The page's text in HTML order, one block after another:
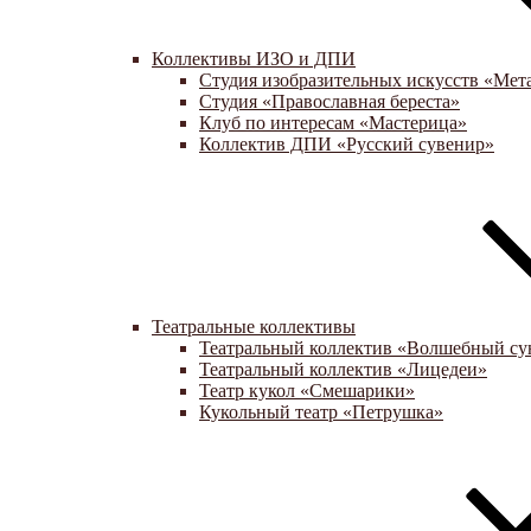
Коллективы ИЗО и ДПИ
Студия изобразительных искусств
Студия «Православная береста»
Клуб по интересам «Мастерица»
Коллектив ДПИ «Русский сувенир»
Театральные коллективы
Театральный коллектив «Волшебный
Театральный коллектив «Лицедеи»
Театр кукол «Смешарики»
Кукольный театр «Петрушка»